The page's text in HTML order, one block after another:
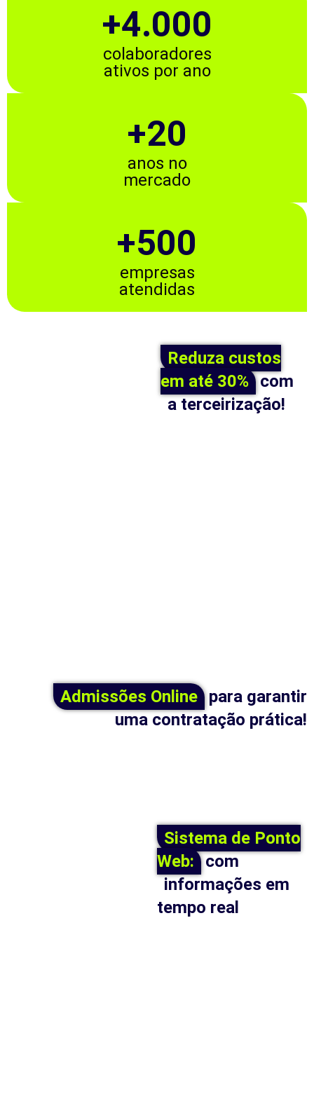
+4.000
colaboradores
ativos por ano
+20
anos no
mercado
+500
empresas
atendidas
Reduza custos
em até 30% com
a terceirização!
Admissões Online para garantir
uma contratação prática!
Sistema de Ponto
Web: com
informações em
tempo real